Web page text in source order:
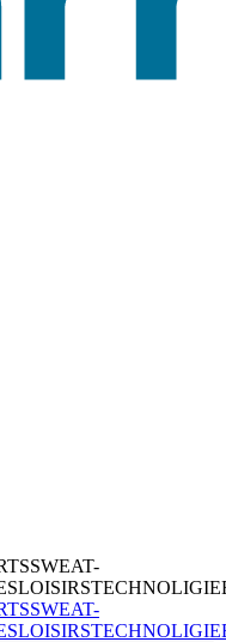
SWEAT-
LOISIRSTECHNOLIGIE
SWEAT-
LOISIRSTECHNOLIGIE